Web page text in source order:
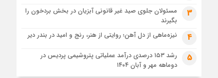
3
مسئولان جلوی صید غیر قانونی آبزیان در بخش بردخون را
بگیرند
4 نیزه‌ماهی از دل آهن؛ روایتی از هنر، رنج و امید در بندر دیر
5
رشد ۱۵۳ درصدی درآمد عملیاتی پتروشیمی پردیس در
دوماهه مهر و آبان ۱۴۰۴